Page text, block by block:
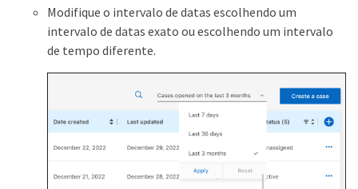
Modifique o intervalo de datas escolhendo um
intervalo de datas exato ou escolhendo um intervalo
de tempo diferente.